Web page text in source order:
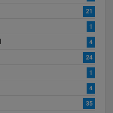
21
1
4
24
1
4
35